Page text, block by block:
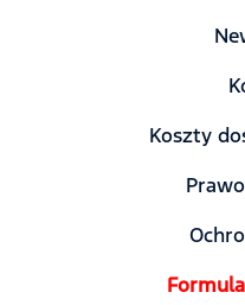
Koszty